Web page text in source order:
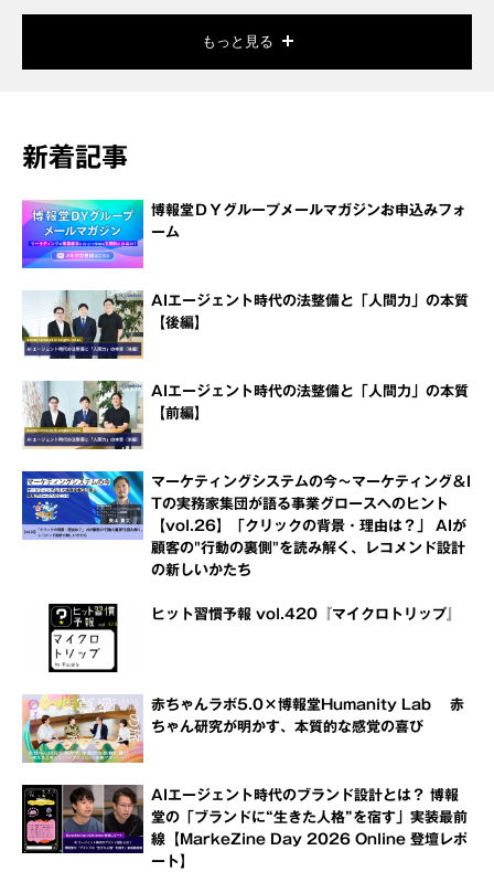
もっと見る
新着記事
博報堂ＤＹグループメールマガジンお申込みフォ
ーム
AIエージェント時代の法整備と「人間力」の本質
【後編】
AIエージェント時代の法整備と「人間力」の本質
【前編】
マーケティングシステムの今～マーケティング＆I
Tの実務家集団が語る事業グロースへのヒント
【vol.26】「クリックの背景・理由は？」 AIが
顧客の"行動の裏側"を読み解く、レコメンド設計
の新しいかたち
ヒット習慣予報 vol.420『マイクロトリップ』
赤ちゃんラボ5.0×博報堂Humanity Lab 赤
ちゃん研究が明かす、本質的な感覚の喜び
AIエージェント時代のブランド設計とは？ 博報
堂の「ブランドに“生きた人格”を宿す」実装最前
線【MarkeZine Day 2026 Online 登壇レポ
ート】